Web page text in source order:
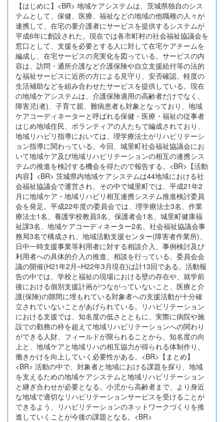
【はじめに】<BR> 地域ケアシステムは、茨城県独自のシス
テムとして、保健、医療、福祉などの地域の他職種の人々が
連携して、在宅の要介護者にサービスを提供するシステムが
平成6年に創設された。現在では各市町村の社会福祉協議会を
窓口として、支援を必要とする人に対して在宅ケアチームを
編成し、在宅サービスの充実化を図っている。サービスの内
容は、訪問・通所介護など介護保険や自立支援給付等の法的
な福祉サービスに近所の方による見守り、安否確認、軽度の
生活補助などを組み合わせたサービスを提供している。現在
の地域ケアシステムは、介護保険適用の高齢者だけでなく、
障害児(者)、子育て親、難病患者も対象となっており、地域
ケアコーディネーターと呼ばれる保健・医療・福祉の従事者
はじめ地域住民、ボランティアの人たちで編成されており、
地域リハビリ指導においては、理学療法士がリハビリテーシ
ョン指導に関わっている。今回、城里町社会福祉協議会にお
いて地域ケア及び地域リハビリテーションの相互の連携シス
テムの推進を検討する機会を得たので報告する。<BR>【活動
内容】<BR> 茨城県内地域ケアシステムは44地域における社
会福祉協議会で運営され、その中で城里町では、平成21年2
月に地域ケア・地域リハビリ相互連携システム推進検討委員
会を発足。平成22年度の委員会では、理学療法士3名、作業
療法士1名、養護学校教員3名、保護者会1名、城里町健康福
祉課3名、地域ケアコーディネーター2名、社会福祉協議会事
務局3名で構成され、地域活動支援センター(障害者作業所)、
日中一時支援事業等利用者に対する相談介入、事例検討及び
利用者への具体的介入の推進、相談を行っている。委員会会
議の開催(H21年2月~H22年3月現在)は計13回である。活動報
告の中では、学校と福祉の現場における壁の存在や、就学前
後における個別支援計画がつながっていないこと、医療と介
護(保険)の隙間に埋もれている対象者への支援活動が十分確
立されていないことがあげられている。リハビリテーション
における支援では、知名度の低さとともに、実際に病院や施
設での勤務の枠を超えて地域リハビリテーションへの関わり
ができる人財、フィールドが限られることから、知名度の向
上と、地域ケアと地域リハの相互協力が得られる体制作り、
働きかけを向上していく必要性がある。<BR>【まとめ】
<BR> 活動の中で、対象者と地域における課題を探り、地域
を支えるための地域ケアシステムと地域リハビリテーション
と継ぎ合わせが必要となる。小児から高齢者まで、より身近
な地域で適切なリハビリテーションサービスを受けることが
できるよう、リハビリテーションのネットワークづくりを推
進していくことが今後の課題となる。<BR>